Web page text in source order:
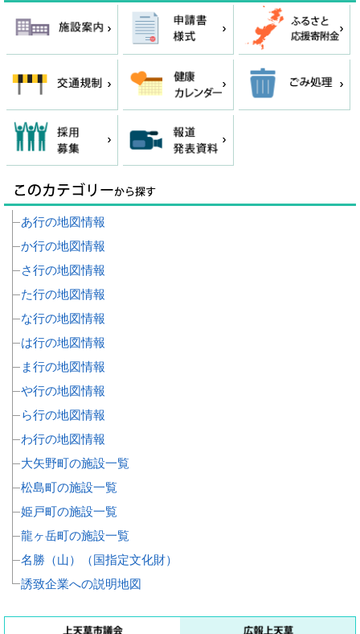
あ行の地図情報
か行の地図情報
さ行の地図情報
た行の地図情報
な行の地図情報
は行の地図情報
ま行の地図情報
や行の地図情報
ら行の地図情報
わ行の地図情報
大矢野町の施設一覧
松島町の施設一覧
姫戸町の施設一覧
龍ヶ岳町の施設一覧
名勝（山）（国指定文化財）
誘致企業への説明地図